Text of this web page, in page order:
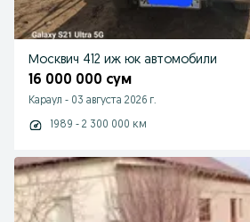
Москвич 412 иж юк автомобили
16 000 000 сум
Караул - 03 августа 2026 г.
1989 - 2 300 000 км